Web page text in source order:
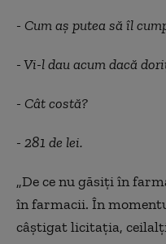
- Cum aş putea să îl
- Vi-l dau acum dacă
- Cât costă?
- 281 de lei.
„De ce nu găsiţi în
în farmacii. În
câştigat licitaţia,